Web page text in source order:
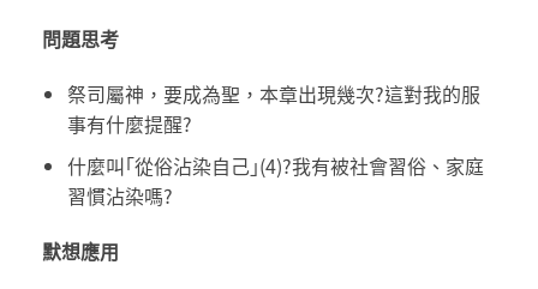
問題思考
祭司屬神，要成為聖，本章出現幾次?這對我的服
事有什麼提醒?
什麼叫｢從俗沾染自己｣(4)?我有被社會習俗、家庭
習慣沾染嗎?
默想應用